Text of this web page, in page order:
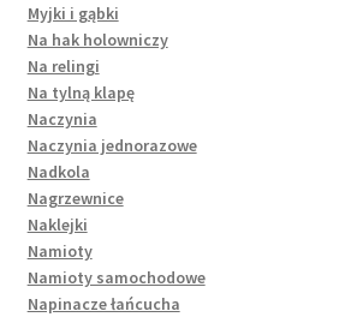
Myjki i gąbki
Na hak holowniczy
Na relingi
Na tylną klapę
Naczynia
Naczynia jednorazowe
Nadkola
Nagrzewnice
Naklejki
Namioty
Namioty samochodowe
Napinacze łańcucha